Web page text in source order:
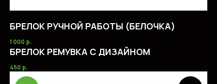
БРЕЛОК РУЧНОЙ РАБОТЫ (БЕЛОЧКА)
1 000 р.
БРЕЛОК РЕМУВКА С ДИЗАЙНОМ
450 р.